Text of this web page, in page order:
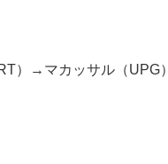
）→マカッサル（UPG）